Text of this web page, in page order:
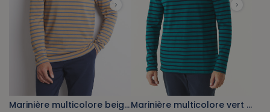
Marinière multicolore beige foncé et gris bleuté Marinière multicolore vert émeraude et bleu marine